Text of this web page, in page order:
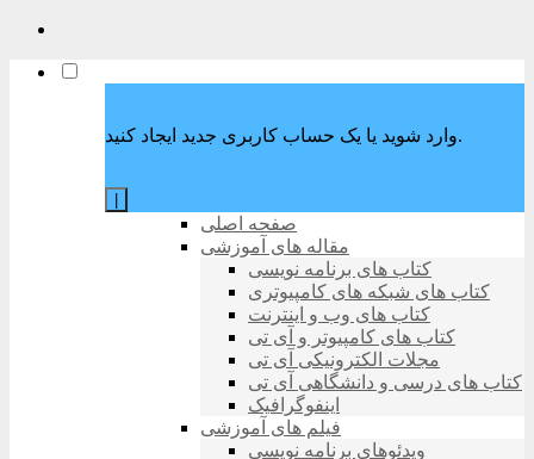
وارد شوید یا یک حساب کاربری جدید ایجاد کنید.
صفحه اصلی
مقاله های آموزشی
کتاب های برنامه نویسی
کتاب های شبکه های کامپیوتری
کتاب های وب و اینترنت
کتاب های کامپیوتر و آی تی
مجلات الکترونیکی آی تی
کتاب های درسی و دانشگاهی آی تی
اینفوگرافیک
فیلم های آموزشی
ویدئوهای برنامه نویسی